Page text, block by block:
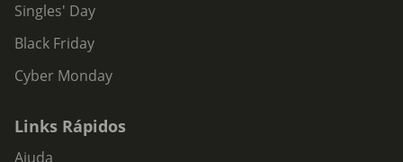
Singles' Day
Black Friday
Cyber Monday
Links Rápidos
Ajuda